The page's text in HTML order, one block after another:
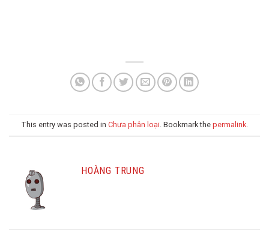
This entry was posted in Chưa phân loại. Bookmark the permalink.
HOÀNG TRUNG